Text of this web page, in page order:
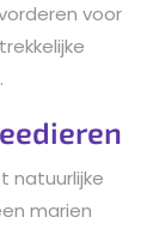
voor
natuurlijke
marien